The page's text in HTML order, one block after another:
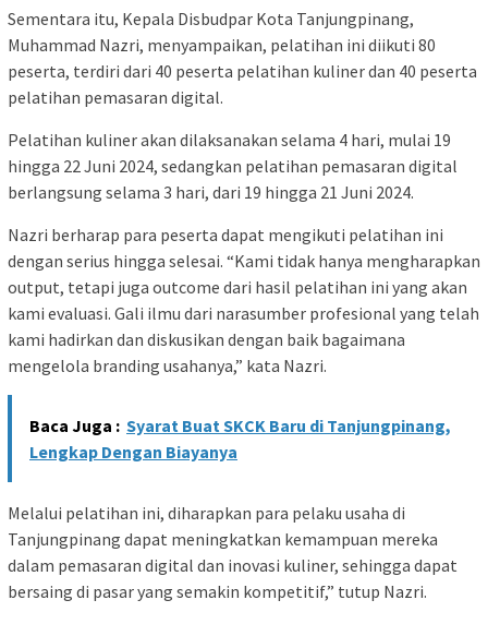
Sementara itu, Kepala Disbudpar Kota Tanjungpinang,
Muhammad Nazri, menyampaikan, pelatihan ini diikuti 80
peserta, terdiri dari 40 peserta pelatihan kuliner dan 40 peserta
pelatihan pemasaran digital.
Pelatihan kuliner akan dilaksanakan selama 4 hari, mulai 19
hingga 22 Juni 2024, sedangkan pelatihan pemasaran digital
berlangsung selama 3 hari, dari 19 hingga 21 Juni 2024.
Nazri berharap para peserta dapat mengikuti pelatihan ini
dengan serius hingga selesai. “Kami tidak hanya mengharapkan
output, tetapi juga outcome dari hasil pelatihan ini yang akan
kami evaluasi. Gali ilmu dari narasumber profesional yang telah
kami hadirkan dan diskusikan dengan baik bagaimana
mengelola branding usahanya,” kata Nazri.
Baca Juga : Syarat Buat SKCK Baru di Tanjungpinang,
Lengkap Dengan Biayanya
Melalui pelatihan ini, diharapkan para pelaku usaha di
Tanjungpinang dapat meningkatkan kemampuan mereka
dalam pemasaran digital dan inovasi kuliner, sehingga dapat
bersaing di pasar yang semakin kompetitif,” tutup Nazri.